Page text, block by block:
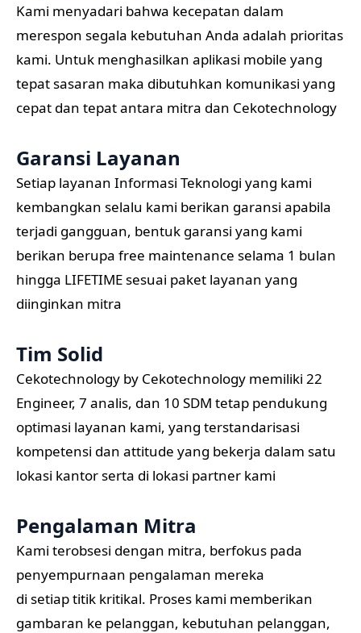
Kami menyadari bahwa kecepatan dalam
merespon segala kebutuhan Anda adalah prioritas
kami. Untuk menghasilkan aplikasi mobile yang
tepat sasaran maka dibutuhkan komunikasi yang
cepat dan tepat antara mitra dan Cekotechnology
Garansi Layanan
Setiap layanan Informasi Teknologi yang kami
kembangkan selalu kami berikan garansi apabila
terjadi gangguan, bentuk garansi yang kami
berikan berupa free maintenance selama 1 bulan
hingga LIFETIME sesuai paket layanan yang
diinginkan mitra
Tim Solid
Cekotechnology by Cekotechnology memiliki 22
Engineer, 7 analis, dan 10 SDM tetap pendukung
optimasi layanan kami, yang terstandarisasi
kompetensi dan attitude yang bekerja dalam satu
lokasi kantor serta di lokasi partner kami
Pengalaman Mitra
Kami terobsesi dengan mitra, berfokus pada
penyempurnaan pengalaman mereka
di setiap titik kritikal. Proses kami memberikan
gambaran ke pelanggan, kebutuhan pelanggan,